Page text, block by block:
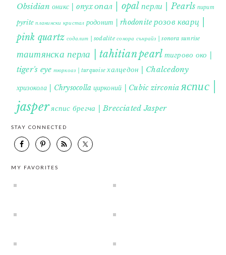
Obsidian оникс | onyxопал | opal перли | Pearls пирит |
pyrite планински кристал родонит | rhodonite розов кварц |
pink quartz содалит | sodalite сонора сънрайз | sonora sunrise
таитянска перла | tahitian pearl тигрово око |
tiger's eye тюркоаз | turquoise халцедон | Chalcedony
хризокола | Chrysocolla цирконий | Cubic zirconia яспис |
jasperяспис брегча | Brecciated Jasper
STAY CONNECTED
MY FAVORITES